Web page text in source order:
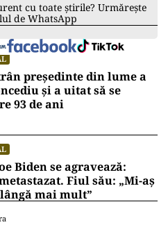
cu toate știrile? Urmărește
de WhatsApp
președinte din lume a
și a uitat să se
93 de ani
Biden se agravează:
Fiul său: „Mi-aș
mai mult”